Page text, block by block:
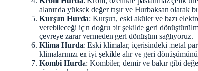
alanında yüksek değer taşır ve Hurbaksan olarak
Kurşun Hurda: Kurşun, eski aküler ve bazı
verebileceği için doğru bir şekilde geri
çevreye zarar vermeden geri dönüşüm sağlıyoruz.
Klima Hurda: Eski klimalar, içerisindeki metal
klimalarınızı en iyi şekilde alır ve geri
Kombi Hurda: Kombiler, demir ve bakır gibi